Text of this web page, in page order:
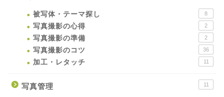
被写体・テーマ探し 8
写真撮影の心得 2
写真撮影の準備 2
写真撮影のコツ 36
加工・レタッチ 11
写真管理 11